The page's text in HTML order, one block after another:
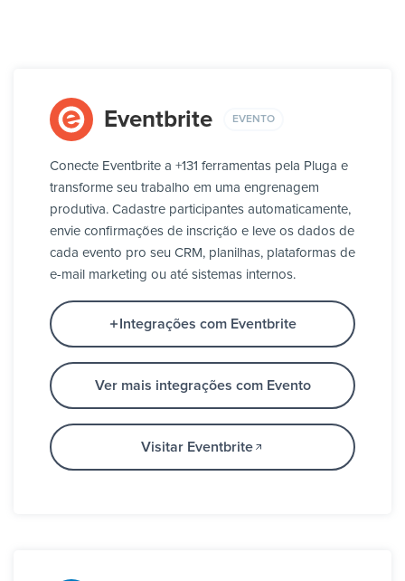
Eventbrite EVENTO
Conecte Eventbrite a +131 ferramentas pela Pluga e
transforme seu trabalho em uma engrenagem
produtiva. Cadastre participantes automaticamente,
envie confirmações de inscrição e leve os dados de
cada evento pro seu CRM, planilhas, plataformas de
e-mail marketing ou até sistemas internos.
Integrações com Eventbrite
Ver mais integrações com Evento
Visitar Eventbrite